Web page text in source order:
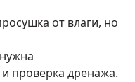
от влаги, но
проверка дренажа.